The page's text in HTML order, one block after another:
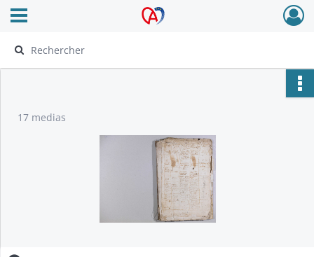
Archives Alsace - Colmar
Ouvrir le menu déroulant
17 medias